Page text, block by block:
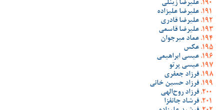
علیرضا زینلی
علیرضا علیزاده
علیرضا قادری
علیرضا قاسمی
عماد میرجوان
عکس
عیسی ابراهیمی
عیسی پرتو
فرزاد جعفری
فرزاد حسین خانی
فرزاد روح‌الهی
فرشاد جانفزا